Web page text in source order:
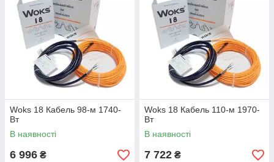
Woks 18 Кабель 98-м 1740-
Вт
В наявності
6 996 ₴
Woks 18 Кабель 110-м 1970-
Вт
В наявності
7 722 ₴